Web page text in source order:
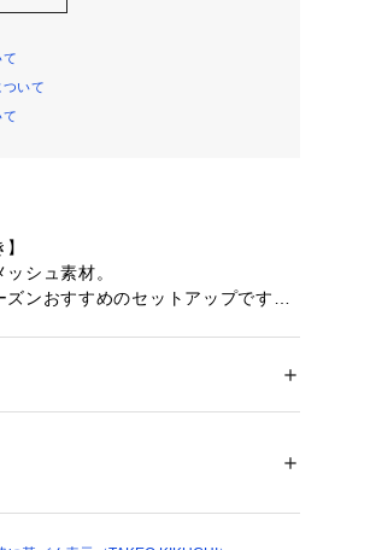
いて
シュ素材。
ズンおすすめのセットアップです。
する快適に過ごせるジャケットが登
）